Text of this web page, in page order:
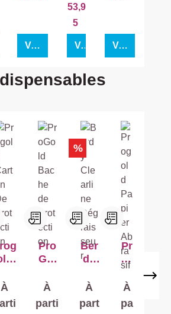
Voir produit
53,9
5
Voir produit Voir produit
de produits
on
À
Pro
Gol
Bac
he
À
parti
%
Ber
dy
arli
ne
Dég
À
part
Pr
og
ol
d
Pa
pie
À
pa